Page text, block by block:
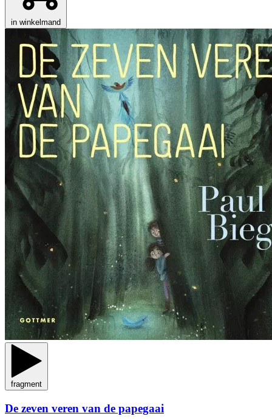
in winkelmand
fragment
De zeven veren van de papegaai